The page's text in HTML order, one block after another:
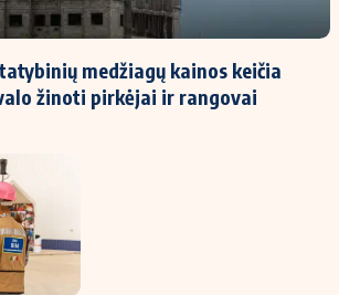
Titulinis
Nedarbo išmokos skaičiuoklė
medžiagų kainos keičia
žinoti pirkėjai ir rangovai